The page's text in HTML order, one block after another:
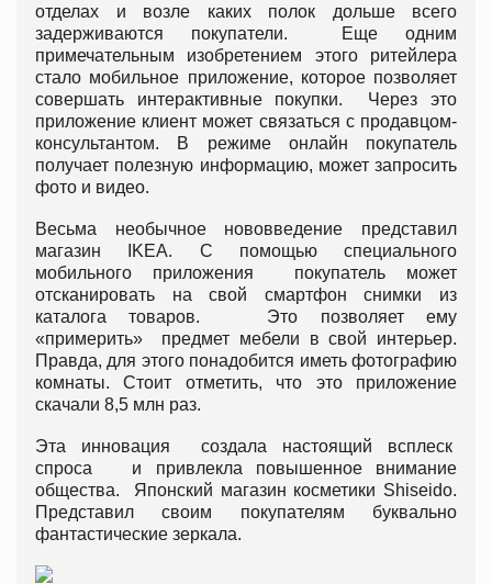
отделах и возле каких полок дольше всего
задерживаются покупатели. Еще одним
примечательным изобретением этого ритейлера
стало мобильное приложение, которое позволяет
совершать интерактивные покупки. Через это
приложение клиент может связаться с продавцом-
консультантом. В режиме онлайн покупатель
получает полезную информацию, может запросить
фото и видео.
Весьма необычное нововведение представил
магазин IKEA. С помощью специального
мобильного приложения покупатель может
отсканировать на свой смартфон снимки из
каталога товаров. Это позволяет ему
«примерить» предмет мебели в свой интерьер.
Правда, для этого понадобится иметь фотографию
комнаты. Стоит отметить, что это приложение
скачали 8,5 млн раз.
Эта инновация создала настоящий всплеск
спроса и привлекла повышенное внимание
общества. Японский магазин косметики Shiseido.
Представил своим покупателям буквально
фантастические зеркала.